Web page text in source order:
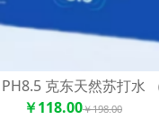
克东天然苏打水
￥118.00￥198.00